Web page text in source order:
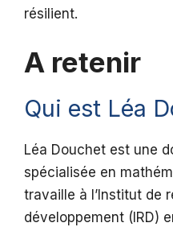
résilient.
A retenir
Qui est Léa
Léa Douchet est une
spécialisée en
travaille à l’Institut de
développement (IRD)